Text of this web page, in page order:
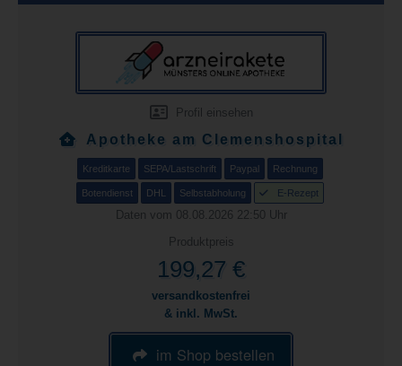
Profil einsehen
Apotheke am Clemenshospital
Kreditkarte SEPA/Lastschrift Paypal Rechnung
Botendienst DHL Selbstabholung E-Rezept
Daten vom 08.08.2026 22:50 Uhr
Produktpreis
199,27 €
versandkostenfrei
& inkl. MwSt.
im Shop bestellen